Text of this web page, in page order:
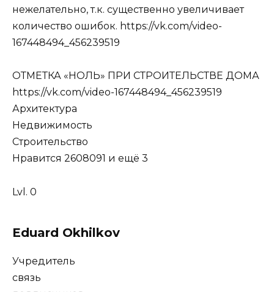
нежелательно, т.к. существенно увеличивает
количество ошибок. https://vk.com/video-
167448494_456239519
ОТМЕТКА «НОЛЬ» ПРИ СТРОИТЕЛЬСТВЕ ДОМА
https://vk.com/video-167448494_456239519
Архитектура
Недвижимость
Строительство
Нравится 2608091 и ещё 3
Lvl. 0
Eduard Okhilkov
Учредитель
связь